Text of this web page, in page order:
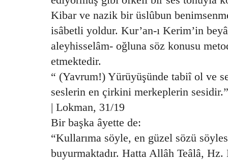
Kibar ve nazik bir üslûbun
isâbetli yoldur. Kur’an-ı Kerim’in
aleyhisselâm- oğluna söz konusu
etmektedir.
“ (Yavrum!) Yürüyüşünde tabiî ol ve
seslerin en çirkini merkeplerin sesidir.”
| Lokman, 31/19
Bir başka âyette de:
“Kullarıma söyle, en güzel sözü
buyurmaktadır. Hatta Allâh Teâlâ,